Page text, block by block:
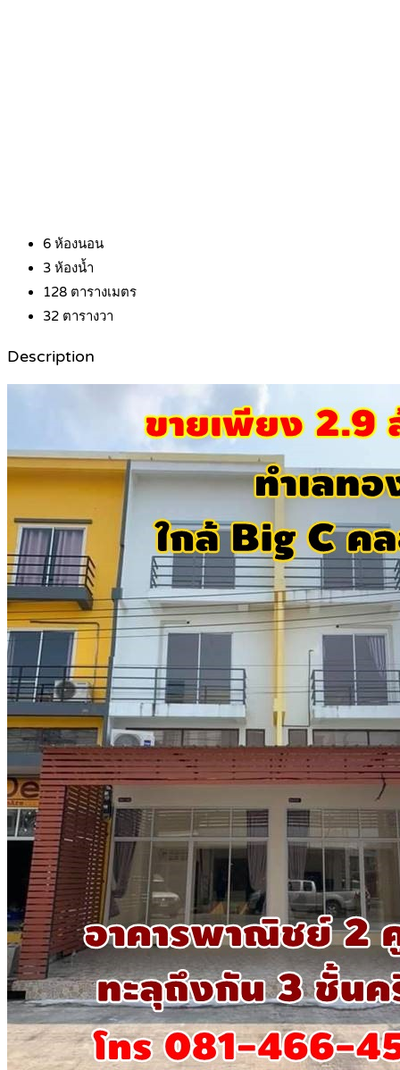
6 ห้องนอน
3 ห้องน้ำ
128 ตารางเมตร
32 ตารางวา
Description